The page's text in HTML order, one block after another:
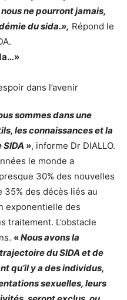
ne pourront jamais,
du sida.», Répond le
sommes dans une
les connaissances et la
», informe Dr DIALLO.
le monde a
30% des nouvelles
des décès liés au
exponentielle des
traitement. L’obstacle
«Nous avons la
du SIDA et de
qu’il y a des individus,
sexuelles, leurs